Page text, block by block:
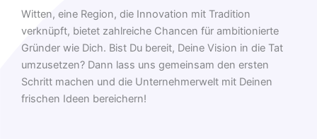
Witten, eine Region, die Innovation mit Tradition
verknüpft, bietet zahlreiche Chancen für ambitionierte
Gründer wie Dich. Bist Du bereit, Deine Vision in die Tat
umzusetzen? Dann lass uns gemeinsam den ersten
Schritt machen und die Unternehmerwelt mit Deinen
frischen Ideen bereichern!